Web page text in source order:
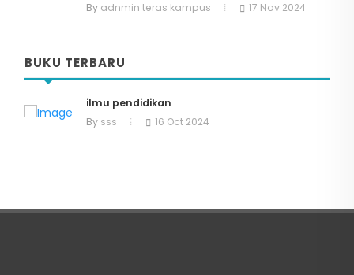
By adnmin teras kampus 17 Nov 2024
BUKU TERBARU
ilmu pendidikan
By sss 16 Oct 2024